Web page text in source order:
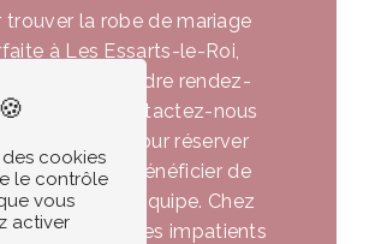
trouver la robe de mariage
à Les Essarts-le-Roi,
pas à prendre rendez-
avec nous. Contactez-nous
75 21 39 07 pour réserver
essayage et bénéficier de
de notre équipe. Chez
nous sommes impatients
des cookies
le contrôle
vous
activer